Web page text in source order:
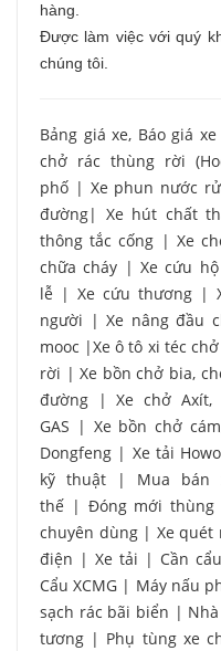
hàng.
Được làm việc với quý
chúng tôi.
Bảng giá xe, Báo giá xe
chở rác thùng rời
phố | Xe phun nước
đường| Xe hút chất
thông tắc cống | Xe
chữa cháy |Xe cứu
lễ | Xe cứu thương |
người |Xe nâng đầu
mooc |Xe ô tô xi téc
rời |Xe bồn chở bia,
đường |Xe chở Axít,
GAS | Xe bồn chở
Dongfeng | Xe tải Howo
kỹ thuật | Mua bán
thế | Đóng mới thùng
chuyên dùng| Xe quét
điện |Xe tải | Cần
Cẩu XCMG | Máy nấu
sạch rác bãi biển |
tương | Phụ tùng xe